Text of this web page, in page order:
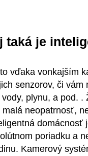
taká je
vďaka vonkajším
senzorov, či vám
plynu, a pod.
neopatrnosť,
domácnosť
poriadku a
Kamerový